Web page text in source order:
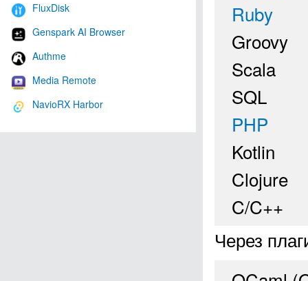
FluxDisk
Genspark AI Browser
Authme
Media Remote
NavioRX Harbor
Ruby
Groovy
Scala
SQL
PHP
Kotlin
Clojure
C/C++
Через